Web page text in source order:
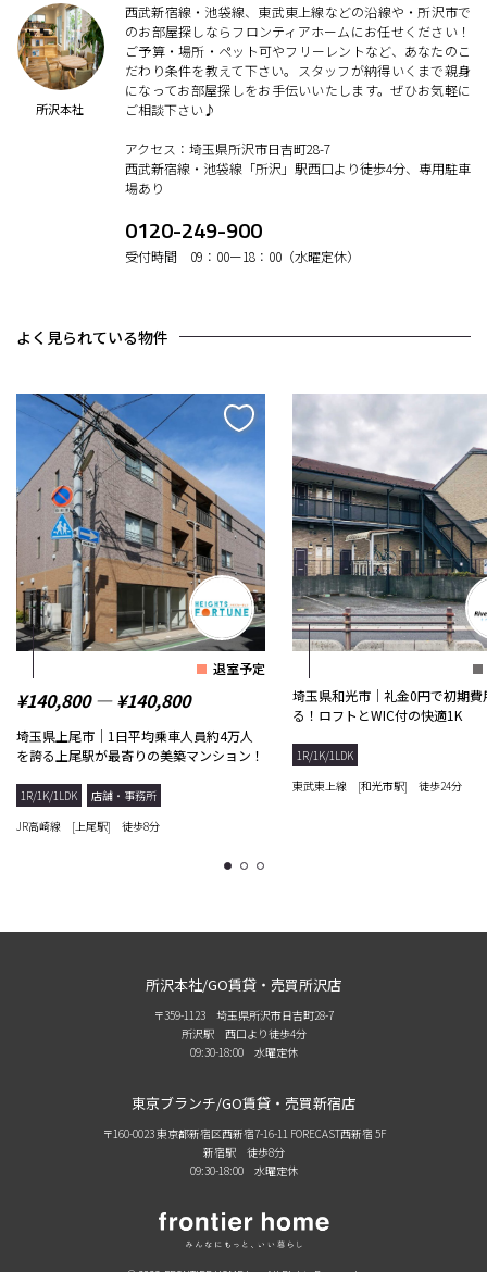
所沢本社
西武新宿線・池袋線、東武東上線などの沿線や・所沢市で
のお部屋探しならフロンティアホームにお任せください！
ご予算・場所・ペット可やフリーレントなど、あなたのこ
だわり条件を教えて下さい。スタッフが納得いくまで親身
になってお部屋探しをお手伝いいたします。ぜひお気軽に
ご相談下さい♪
アクセス：埼玉県所沢市日吉町28-7
西武新宿線・池袋線「所沢」駅西口より徒歩4分、専用駐車
場あり
0120-249-900
受付時間 09：00ー18：00（水曜定休）
よく見られている物件
退室予定
¥140,800 ― ¥140,800
埼玉県上尾市｜1日平均乗車人員約4万人
を誇る上尾駅が最寄りの美築マンション！
1R/1K/1LDK
店舗・事務所
JR高崎線 [上尾駅] 徒歩8分
埼玉県和光市｜礼金0円で初期費
る！ロフトとWIC付の快適1K
1R/1K/1LDK
東武東上線 [和光市駅] 徒歩24分
1 2 3
所沢本社/GO賃貸・売買所沢店
〒359-1123 埼玉県所沢市日吉町28-7
所沢駅 西口より徒歩4分
09:30-18:00 水曜定休
東京ブランチ/GO賃貸・売買新宿店
〒160-0023 東京都新宿区西新宿7-16-11 FORECAST西新宿 5F
新宿駅 徒歩8分
09:30-18:00 水曜定休